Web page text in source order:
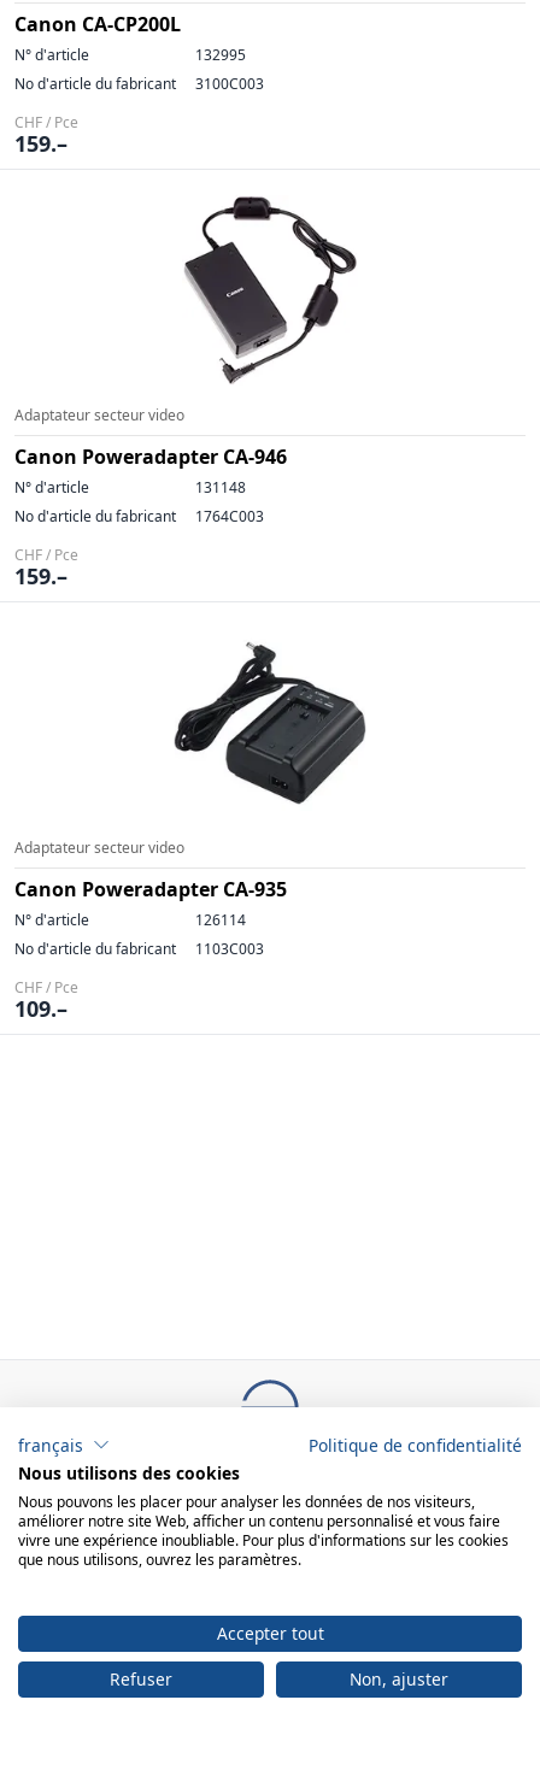
Canon CA-CP200L
N° d'article
132995
No d'article du fabricant
3100C003
CHF / Pce
159.–
Adaptateur secteur video
Canon Poweradapter CA-946
N° d'article
131148
No d'article du fabricant
1764C003
CHF / Pce
159.–
Adaptateur secteur video
Canon Poweradapter CA-935
N° d'article
126114
No d'article du fabricant
1103C003
CHF / Pce
109.–
ADRESSE
Bureau:
engelberger ag
Achereggstrasse 11
engelberger ag Faden 2 6374 Buochs
+41 41 619 70 70
français
Politique de confidentialité
Nous utilisons des cookies
Nous pouvons les placer pour analyser les données de nos visiteurs,
améliorer notre site Web, afficher un contenu personnalisé et vous faire
vivre une expérience inoubliable. Pour plus d'informations sur les cookies
que nous utilisons, ouvrez les paramètres.
Accepter tout
Refuser
Non, ajuster